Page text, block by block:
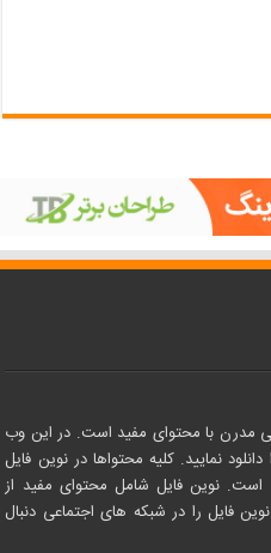
مدرن با محتوای مفید است. در این وب
نمایید. کلیه محتواها در نوین فایل
نوین فایل شامل محتوای مفید از
فایل را در شبکه های اجتماعی دنبال